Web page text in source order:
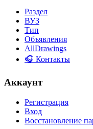
Раздел
ВУЗ
Тип
Объявления
AllDrawings
🎧 Контакты
Аккаунт
Регистрация
Вход
Восстановление